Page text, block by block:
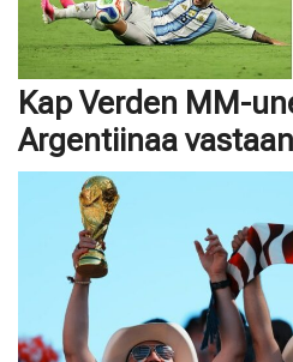
Kap Verden MM-
Argentiinaa vastaan